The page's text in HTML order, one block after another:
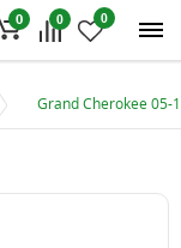
0 0
0
Grand Cherokee 05-